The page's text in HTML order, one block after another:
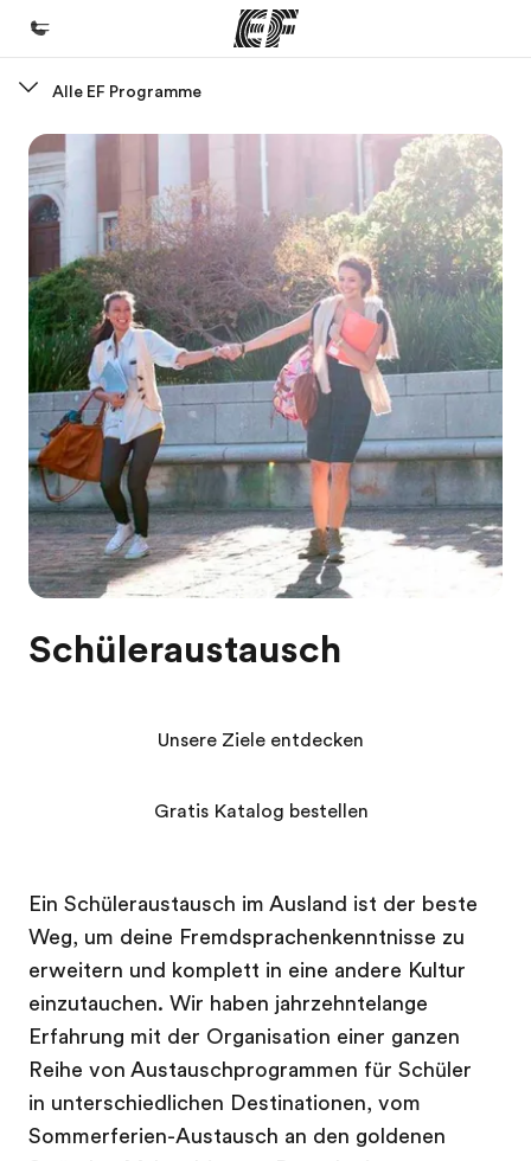
Willkommen bei EF
Programme
Alle Programme ansehen
Büros
Büros in der Nähe
Über uns
Wer wir sind
Karriere
Teil des Teams werden
Alle EF Programme
Schüleraustausch
Ein Schüleraustausch im Ausland ist der beste
Weg, um deine Fremdsprachenkenntnisse zu
erweitern und komplett in eine andere Kultur
einzutauchen. Wir haben jahrzehntelange
Erfahrung mit der Organisation einer ganzen
Reihe von Austauschprogrammen für Schüler
in unterschiedlichen Destinationen, vom
Sommerferien-Austausch an den goldenen
Unsere Ziele entdecken
Gratis Katalog bestellen